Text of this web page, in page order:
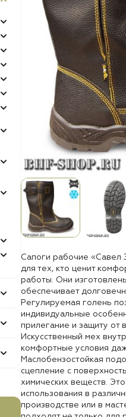
Сапоги рабочие «Савел
для тех, кто ценит
работы. Они
обеспечивает
Регулируемая голень
индивидуальные
прилегание и защиту от
Искусственный мех
комфортные условия
Маслобензостойкая
сцепление с
химических веществ.
использования в
производстве или в